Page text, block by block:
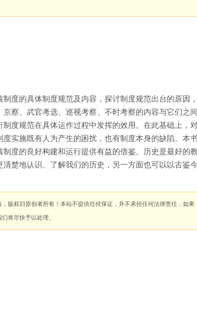
度的具体制度规范及内容，探讨制度规范出台的原因
察、武官考选、巡视考察、不时考察的内容与它们之
度规范在具体运作过程中发挥的效用。在此基础上，
实施既有人为产生的困扰，也有制度本身的缺陷。本
度的良好构建和运行提供有益的借鉴。历史是最好的
楚地认识、了解我们的历史，另一方面也可以以古鉴今
版权归原创者所有！本站不提供任何保证，并不承担任何法律责任，如果
将尽快予以处理。